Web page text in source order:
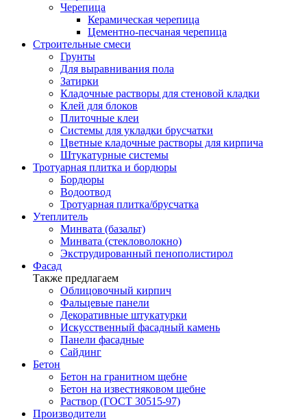
Черепица
Керамическая черепица
Цементно-песчаная черепица
Строительные смеси
Грунты
Для выравнивания пола
Затирки
Кладочные растворы для стеновой кладки
Клей для блоков
Плиточные клеи
Системы для укладки брусчатки
Цветные кладочные растворы для кирпича
Штукатурные системы
Тротуарная плитка и бордюры
Бордюры
Водоотвод
Тротуарная плитка/брусчатка
Утеплитель
Минвата (базальт)
Минвата (стекловолокно)
Экструдированный пенополистирол
Фасад
Также предлагаем
Облицовочный кирпич
Фальцевые панели
Декоративные штукатурки
Искусственный фасадный камень
Панели фасадные
Сайдинг
Бетон
Бетон на гранитном щебне
Бетон на известняковом щебне
Раствор (ГОСТ 30515-97)
Производители